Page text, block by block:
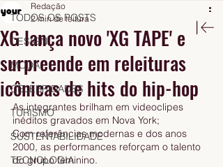
TODOS OS POSTS
DESIGN
MODA
CELEBRIDADES
TURISMO
SUSTENTABILIDADE
TECNOLOGIA
XG lança novo 'XG TAPE' e
surpreende em releituras
icônicas de hits do hip-hop
Redação
2 min de leitura
As integrantes brilham em videoclipes
inéditos gravados em Nova York;
Com referências modernas e dos anos
2000, as performances reforçam o talento
do grupo feminino.